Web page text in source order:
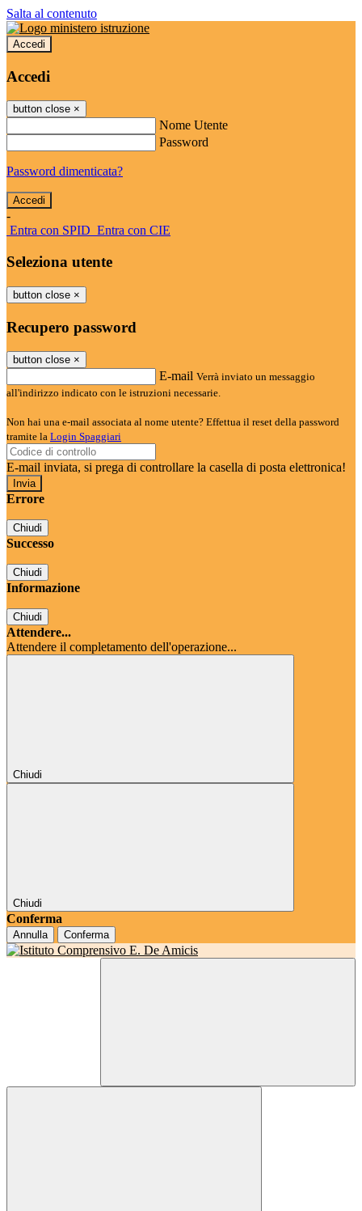
Salta al contenuto
Accedi
Accedi
button close ×
Nome Utente
Password
Password dimenticata?
-
Entra con SPID Entra con CIE
Seleziona utente
button close ×
Recupero password
button close ×
E-mail Verrà inviato un messaggio
all'indirizzo indicato con le istruzioni necessarie.
Non hai una e-mail associata al nome utente? Effettua il reset della password
tramite la Login Spaggiari
E-mail inviata, si prega di controllare la casella di posta elettronica!
Errore
Chiudi
Successo
Chiudi
Informazione
Chiudi
Attendere...
Attendere il completamento dell'operazione...
Chiudi
Chiudi
Conferma
Annulla Conferma